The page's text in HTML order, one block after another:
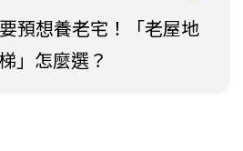
預想養老宅！「老屋地
」怎麼選？